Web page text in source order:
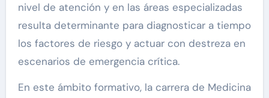
nivel de atención y en las áreas especializadas
resulta determinante para diagnosticar a tiempo
los factores de riesgo y actuar con destreza en
escenarios de emergencia crítica.
En este ámbito formativo, la carrera de Medicina